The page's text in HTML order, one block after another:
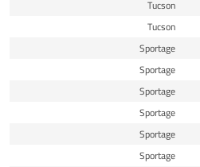
Tucson
Tucson
Sportage
Sportage
Sportage
Sportage
Sportage
Sportage